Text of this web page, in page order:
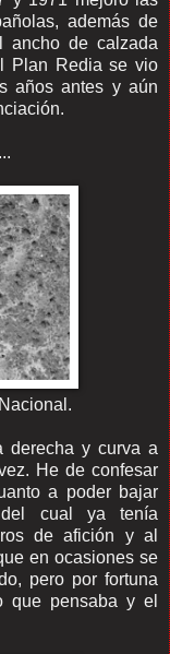
además de
ancho de calzada
Plan Redia se vio
años antes y aún
derecha y curva a
He de confesar
a poder bajar
cual ya tenía
de afición y al
en ocasiones se
pero por fortuna
que pensaba y el